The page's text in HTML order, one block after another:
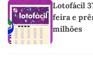
Lotofácil
feira e
milhões